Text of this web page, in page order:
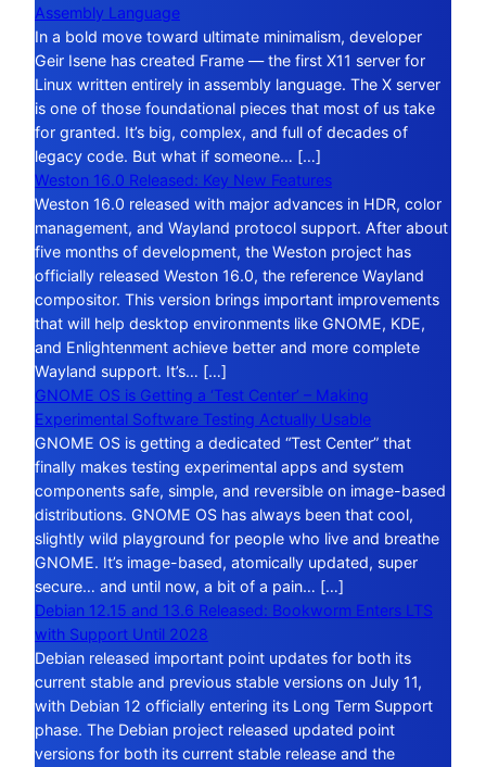
Assembly Language
In a bold move toward ultimate minimalism, developer
Geir Isene has created Frame — the first X11 server for
Linux written entirely in assembly language. The X server
is one of those foundational pieces that most of us take
for granted. It’s big, complex, and full of decades of
legacy code. But what if someone… […]
Weston 16.0 Released: Key New Features
Weston 16.0 released with major advances in HDR, color
management, and Wayland protocol support. After about
five months of development, the Weston project has
officially released Weston 16.0, the reference Wayland
compositor. This version brings important improvements
that will help desktop environments like GNOME, KDE,
and Enlightenment achieve better and more complete
Wayland support. It’s… […]
GNOME OS is Getting a ‘Test Center’ – Making
Experimental Software Testing Actually Usable
GNOME OS is getting a dedicated “Test Center” that
finally makes testing experimental apps and system
components safe, simple, and reversible on image-based
distributions. GNOME OS has always been that cool,
slightly wild playground for people who live and breathe
GNOME. It’s image-based, atomically updated, super
secure… and until now, a bit of a pain… […]
Debian 12.15 and 13.6 Released: Bookworm Enters LTS
with Support Until 2028
Debian released important point updates for both its
current stable and previous stable versions on July 11,
with Debian 12 officially entering its Long Term Support
phase. The Debian project released updated point
versions for both its current stable release and the